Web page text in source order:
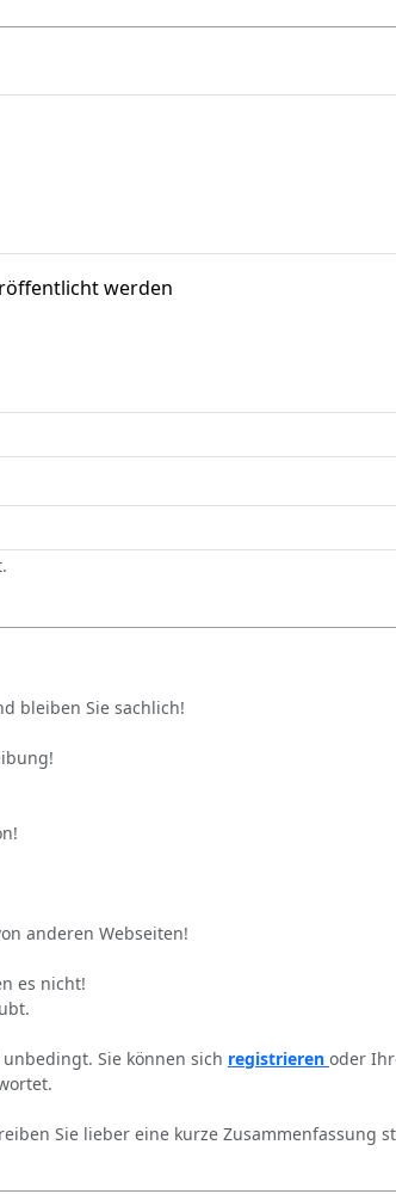
werden
bleiben Sie sachlich!
anderen Webseiten!
es nicht!
Sie können sich registrieren oder
Sie lieber eine kurze Zusammenfassung